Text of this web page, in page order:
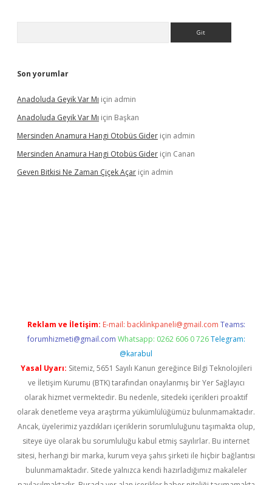
Son yorumlar
Anadoluda Geyik Var Mı için admin
Anadoluda Geyik Var Mı için Başkan
Mersinden Anamura Hangi Otobüs Gider için admin
Mersinden Anamura Hangi Otobüs Gider için Canan
Geven Bitkisi Ne Zaman Çiçek Açar için admin
Reklam ve İletişim: E-mail: backlinkpaneli@gmail.com Teams:
forumhizmeti@gmail.com Whatsapp: 0262 606 0 726 Telegram:
@karabul
Yasal Uyarı: Sitemiz, 5651 Sayılı Kanun gereğince Bilgi Teknolojileri
ve İletişim Kurumu (BTK) tarafından onaylanmış bir Yer Sağlayıcı
olarak hizmet vermektedir. Bu nedenle, sitedeki içerikleri proaktif
olarak denetleme veya araştırma yükümlülüğümüz bulunmamaktadır.
Ancak, üyelerimiz yazdıkları içeriklerin sorumluluğunu taşımakta olup,
siteye üye olarak bu sorumluluğu kabul etmiş sayılırlar. Bu internet
sitesi, herhangi bir marka, kurum veya şahıs şirketi ile hiçbir bağlantısı
bulunmamaktadır. Sitede yalnızca kendi hazırladığımız makaleler